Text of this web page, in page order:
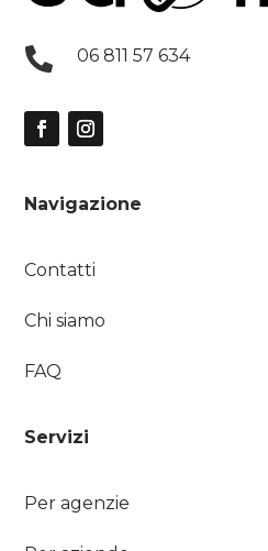
 06 811 57 634
Navigazione
Contatti
Chi siamo
FAQ
Servizi
Per agenzie